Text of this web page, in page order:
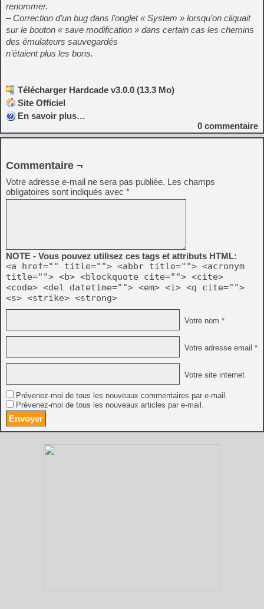
renommer.
– Correction d’un bug dans l’onglet « System » lorsqu’on cliquait
sur le bouton « save modification » dans certain cas les chemins
des émulateurs sauvegardés
n’étaient plus les bons.
Télécharger Hardcade v3.0.0 (13.3 Mo)
Site Officiel
En savoir plus…
0 commentaire
Commentaire ¬
Votre adresse e-mail ne sera pas publiée. Les champs
obligatoires sont indiqués avec *
NOTE - Vous pouvez utilisez ces tags et attributs HTML:
<a href="" title=""> <abbr title=""> <acronym
title=""> <b> <blockquote cite=""> <cite>
<code> <del datetime=""> <em> <i> <q cite="">
<s> <strike> <strong>
Votre nom *
Votre adresse email *
Votre site internet
Prévenez-moi de tous les nouveaux commentaires par e-mail.
Prévenez-moi de tous les nouveaux articles par e-mail.